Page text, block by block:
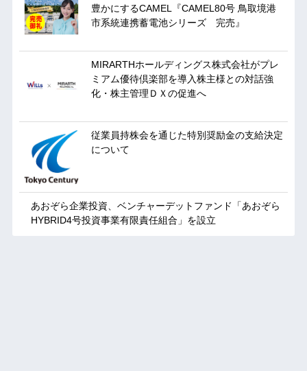
豊かにするCAMEL『CAMEL80号 鳥取境港
市系統連携蓄電池シリーズ 完売』
MIRARTHホールディングス株式会社がプレ
ミアム優待倶楽部を導入株主様との対話強
化・株主管理ＤＸの促進へ
従業員持株会を通じた特別奨励金の支給決定
について
あおぞら企業投資、ベンチャーデットファンド「あおぞら
HYBRID4号投資事業有限責任組合」を設立